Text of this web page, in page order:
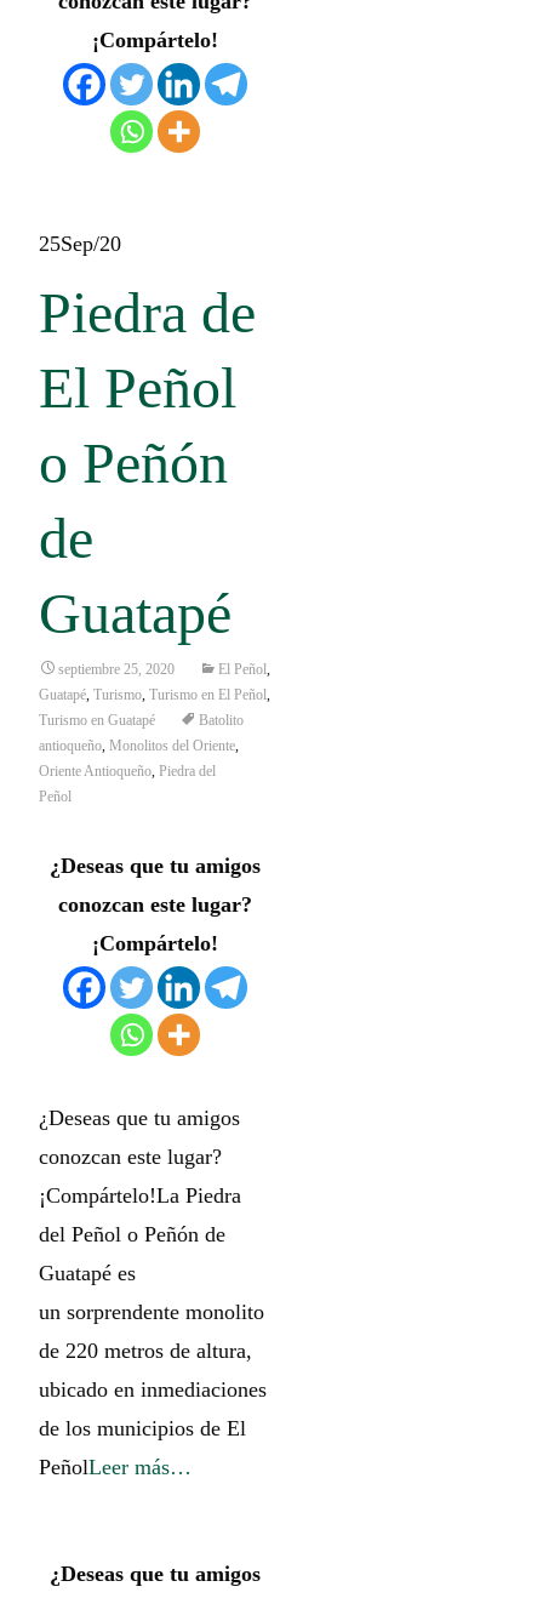
¡Compártelo!
25Sep/20
Piedra de
El Peñol
o Peñón
de
Guatapé
septiembre 25, 2020 El Peñol
Guatapé Turismo Turismo en El Peñol
Turismo en Guatapé
Batolito
antioqueño Monolitos del Oriente
Oriente Antioqueño Piedra del
Peñol
¿Deseas que tu amigos
conozcan este lugar?
¡Compártelo!
¿Deseas que tu amigos
conozcan este lugar?
¡Compártelo!La Piedra
del Peñol o Peñón de
Guatapé es
un sorprendente monolito
de 220 metros de altura,
ubicado en inmediaciones
de los municipios de El
PeñolLeer más…
¿Deseas que tu amigos